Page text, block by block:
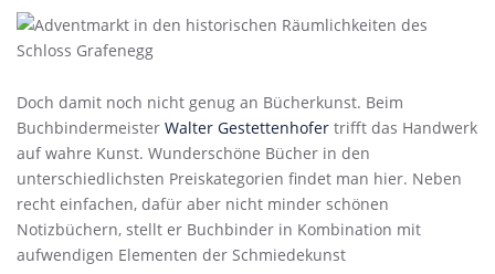
Doch damit noch nicht genug an Bücherkunst. Beim
Buchbindermeister Walter Gestettenhofer trifft das Handwerk
auf wahre Kunst. Wunderschöne Bücher in den
unterschiedlichsten Preiskategorien findet man hier. Neben
recht einfachen, dafür aber nicht minder schönen
Notizbüchern, stellt er Buchbinder in Kombination mit
aufwendigen Elementen der Schmiedekunst